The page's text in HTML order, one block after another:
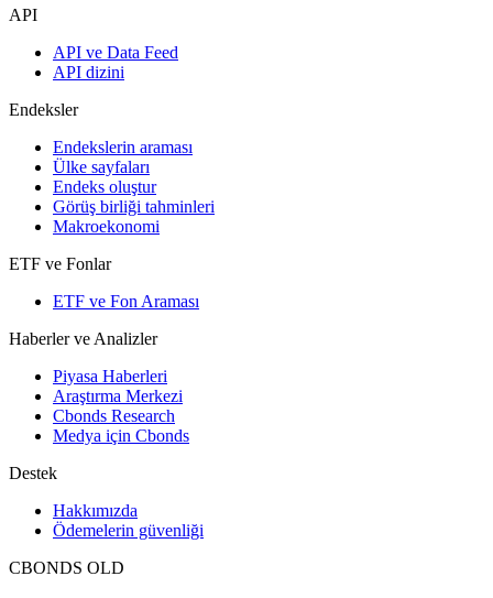
API
API ve Data Feed
API dizini
Endeksler
Endekslerin araması
Ülke sayfaları
Endeks oluştur
Görüş birliği tahminleri
Makroekonomi
ETF ve Fonlar
ETF ve Fon Araması
Haberler ve Analizler
Piyasa Haberleri
Araştırma Merkezi
Cbonds Research
Medya için Cbonds
Destek
Hakkımızda
Ödemelerin güvenliği
CBONDS OLD